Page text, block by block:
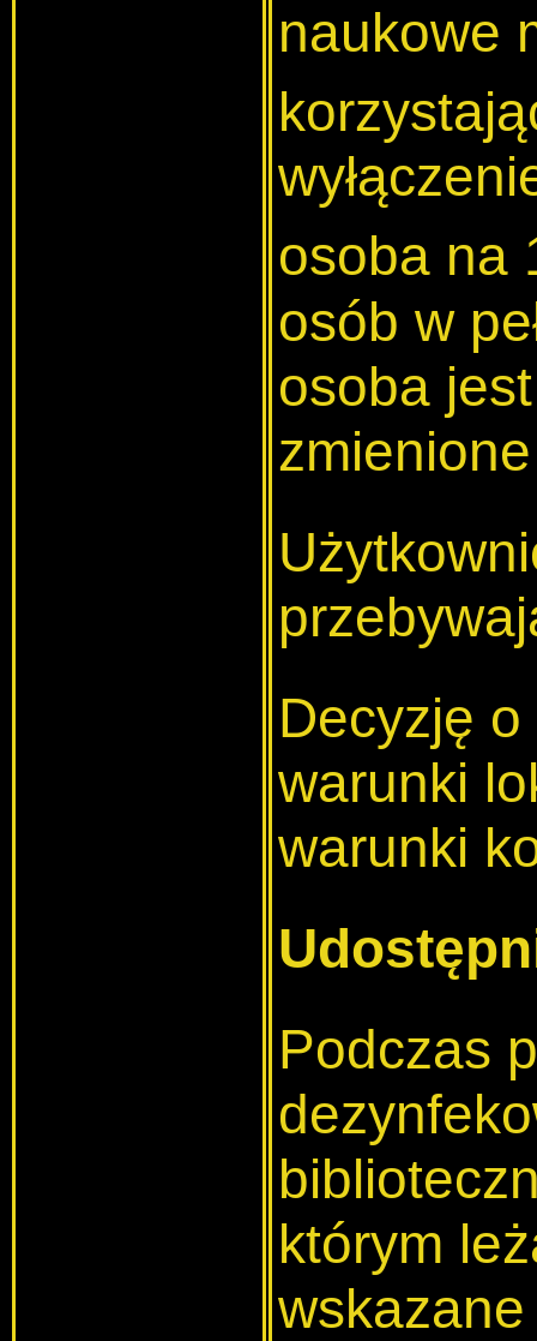
naukowe
osoba na
osób w
osoba
Decyzję
warunki
warunki
Podczas
którym